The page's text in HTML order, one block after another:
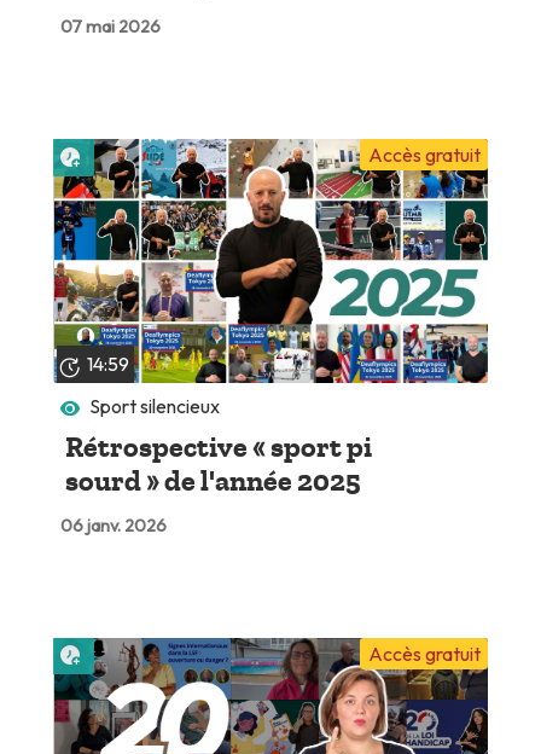
07 mai 2026
14:59
Accès gratuit
Sport silencieux
Rétrospective « sport pi
sourd » de l'année 2025
06 janv. 2026
Lire plus tard
Accès gratuit
Lire plus tard